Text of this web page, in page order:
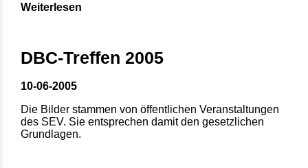
Weiterlesen
DBC-Treffen 2005
10-06-2005
Die Bilder stammen von öffentlichen Veranstaltungen
des SEV. Sie entsprechen damit den gesetzlichen
Grundlagen.